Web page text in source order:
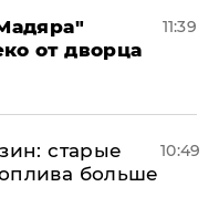
от дворца
11:39
старые
больше
10:49